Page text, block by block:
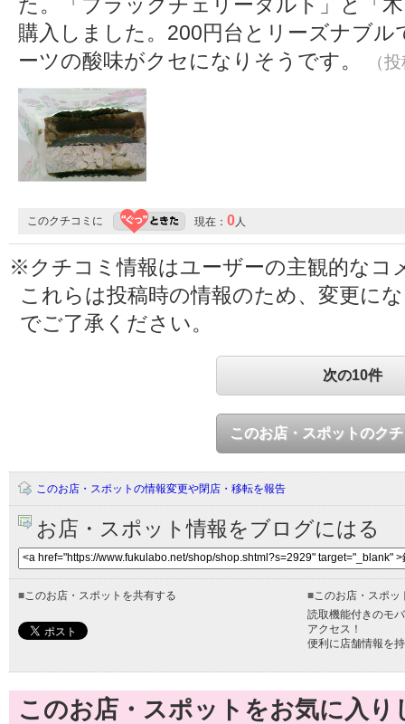
購入しました。200円台とリーズナブ
ーツの酸味がクセになりそうです。
（
このクチコミに 現在： 0 人
※クチコミ情報はユーザーの主観的なコ
これらは投稿時の情報のため、変更に
でご了承ください。
次の10件
このお店・スポットのク
このお店・スポットの情報変更や閉店・移転を報告
お店・スポット情報をブログにはる
■ このお店・スポットを共有する ■ このお店・スポ
読取機能付きのモ
アクセス！
便利に店舗情報を
このお店・スポットをお気に入